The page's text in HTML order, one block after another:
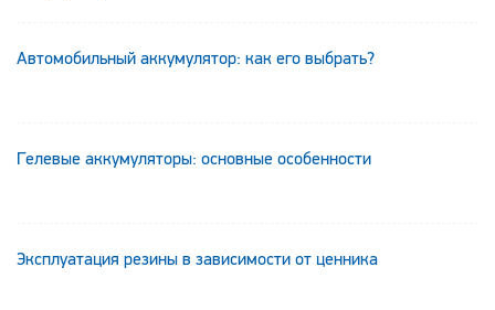
Автомобильный аккумулятор: как его выбрать?
Гелевые аккумуляторы: основные особенности
Эксплуатация резины в зависимости от ценника